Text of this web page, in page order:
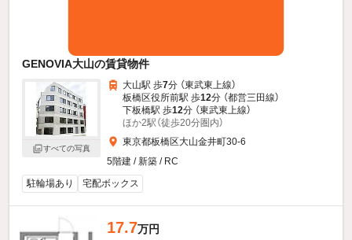
GENOVIA大山の賃貸物件
すべての写真
大山駅 歩7分 （東武東上線）
板橋区役所前駅 歩12分 （都営三田線）
下板橋駅 歩12分 （東武東上線）
ほか2駅（徒歩20分圏内）
東京都板橋区大山金井町30-6
5階建 / 新築 / RC
駐輪場あり
宅配ボックス
17.7万円